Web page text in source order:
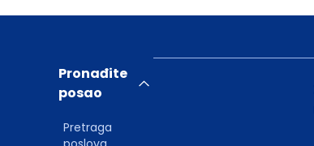
Pronađite
posao
Pretraga